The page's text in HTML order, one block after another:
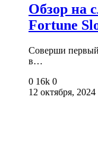
Обзор на
Fortune
Соверши первый
в…
0 16k 0
12 октября, 2024